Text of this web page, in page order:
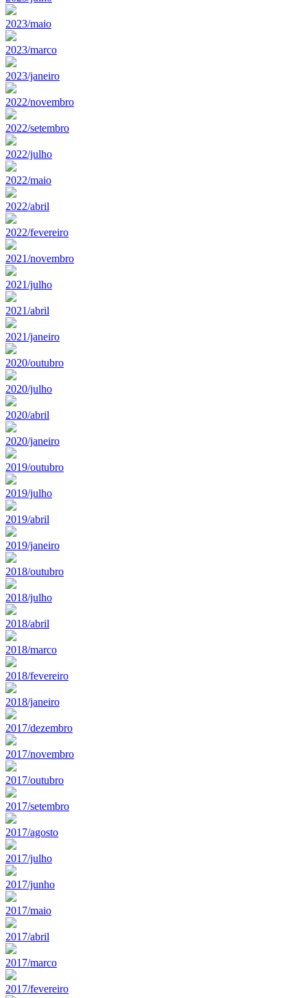
2023/maio
2023/marco
2023/janeiro
2022/novembro
2022/setembro
2022/julho
2022/maio
2022/abril
2022/fevereiro
2021/novembro
2021/julho
2021/abril
2021/janeiro
2020/outubro
2020/julho
2020/abril
2020/janeiro
2019/outubro
2019/julho
2019/abril
2019/janeiro
2018/outubro
2018/julho
2018/abril
2018/marco
2018/fevereiro
2018/janeiro
2017/dezembro
2017/novembro
2017/outubro
2017/setembro
2017/agosto
2017/julho
2017/junho
2017/maio
2017/abril
2017/marco
2017/fevereiro